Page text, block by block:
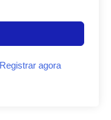
Registrar agora